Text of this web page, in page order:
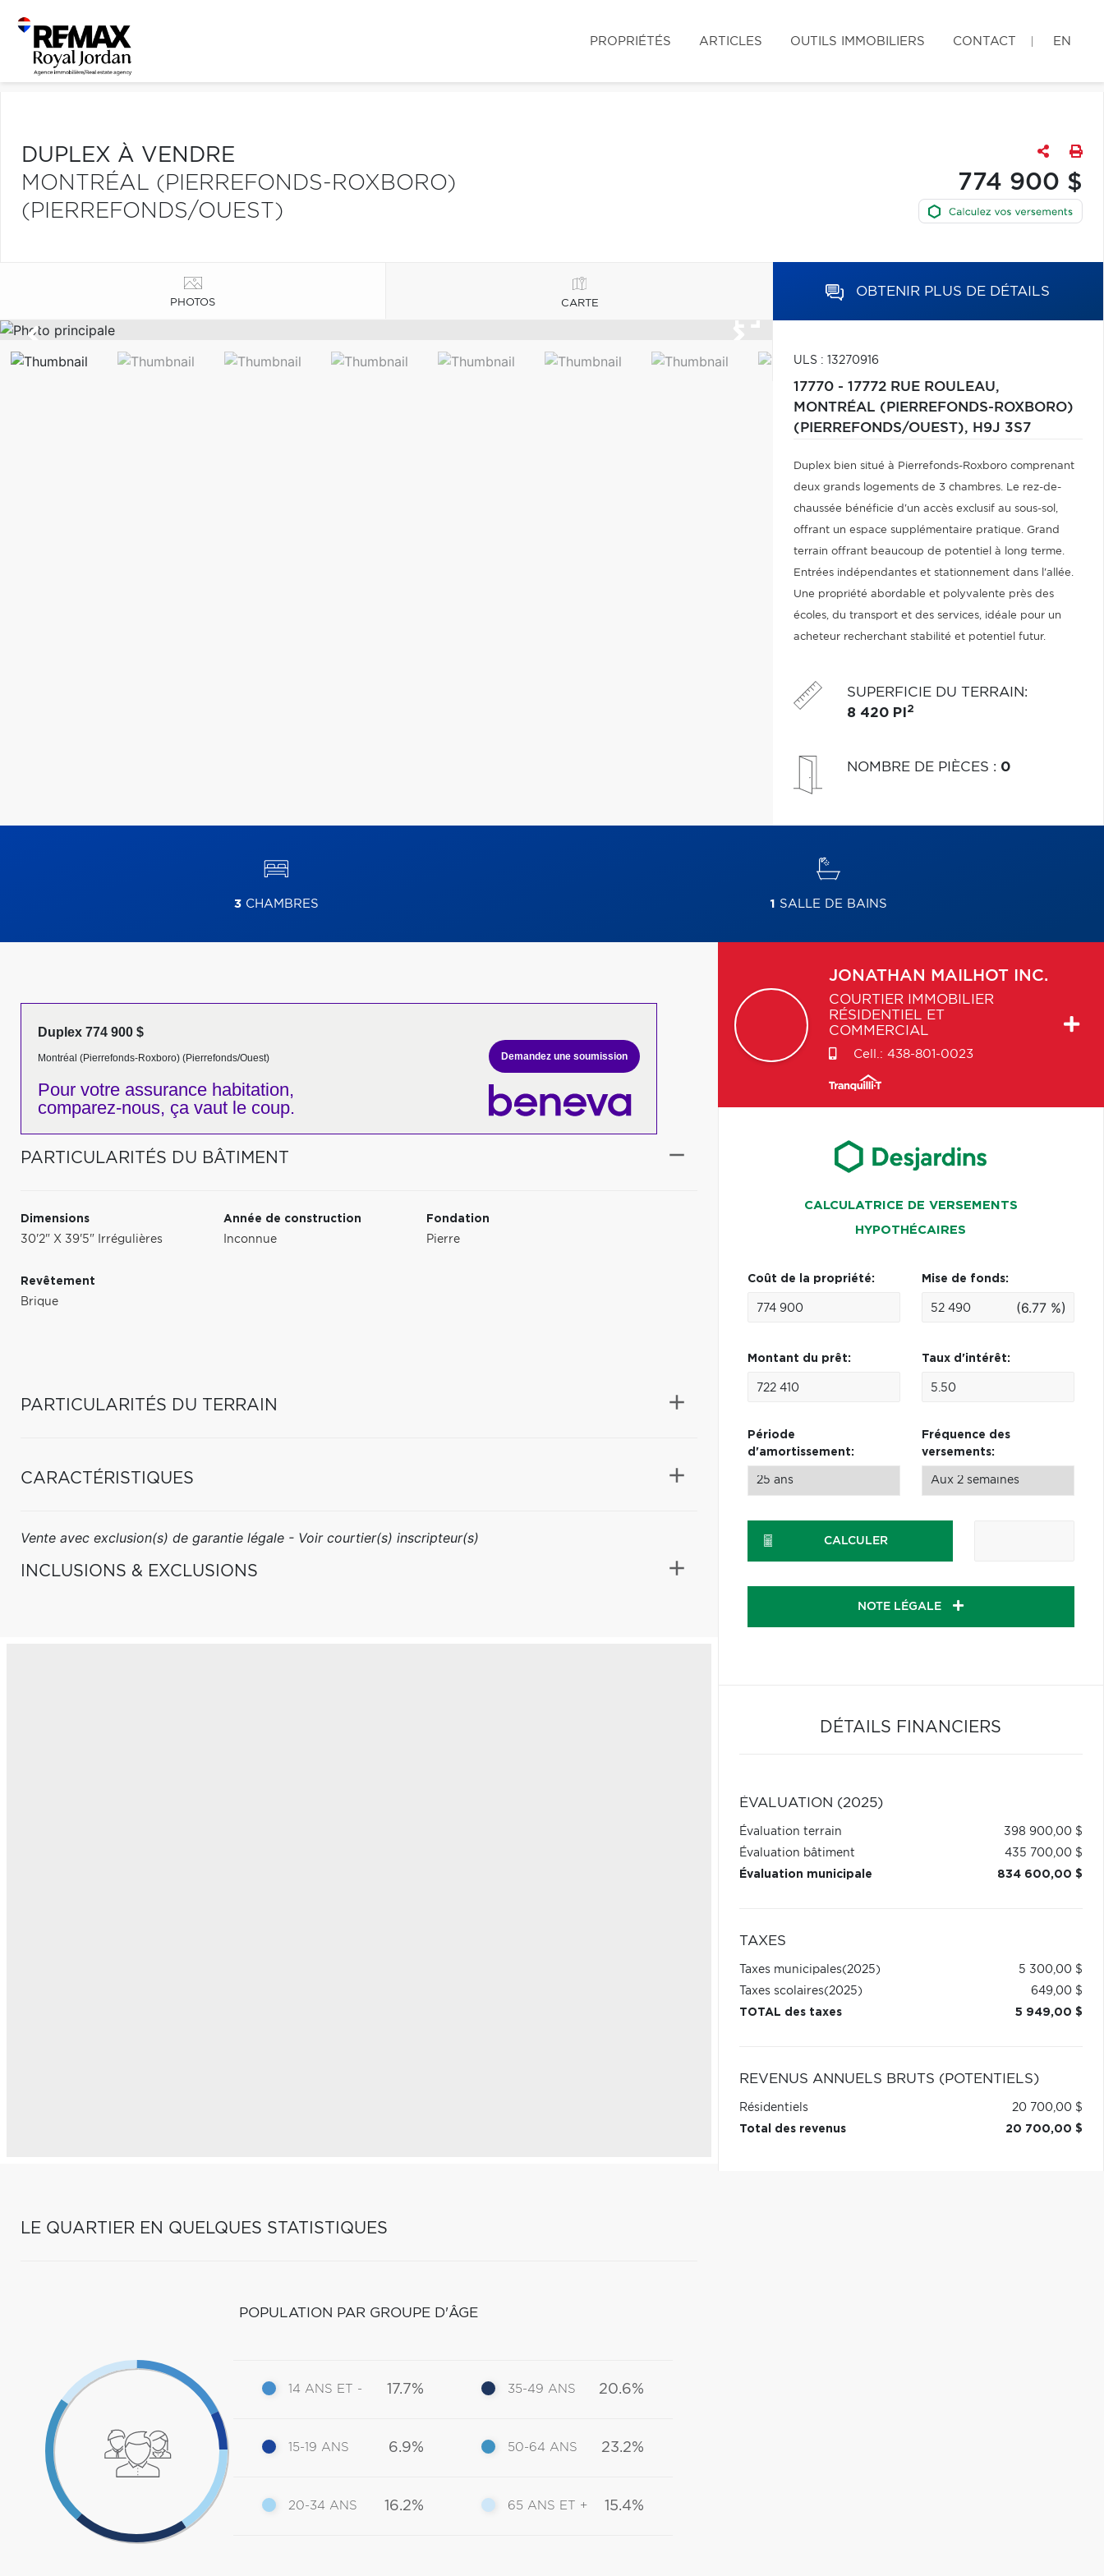
PROPRIÉTÉS ARTICLES OUTILS IMMOBILIERS CONTACT EN
DUPLEX À VENDRE
MONTRÉAL (PIERREFONDS-ROXBORO)
(PIERREFONDS/OUEST)
774 900 $
PHOTOS CARTE
OBTENIR PLUS DE DÉTAILS
ULS : 13270916
17770 - 17772 RUE ROULEAU,
MONTRÉAL (PIERREFONDS-ROXBORO)
(PIERREFONDS/OUEST), H9J 3S7
Duplex bien situé à Pierrefonds-Roxboro comprenant
deux grands logements de 3 chambres. Le rez-de-
chaussée bénéficie d'un accès exclusif au sous-sol,
offrant un espace supplémentaire pratique. Grand
terrain offrant beaucoup de potentiel à long terme.
Entrées indépendantes et stationnement dans l'allée.
Une propriété abordable et polyvalente près des
écoles, du transport et des services, idéale pour un
acheteur recherchant stabilité et potentiel futur.
SUPERFICIE DU TERRAIN:
8 420 PI 2
NOMBRE DE PIÈCES : 0
3CHAMBRES 1 SALLE DE BAINS
Duplex 774 900 $
Montréal (Pierrefonds-Roxboro) (Pierrefonds/Ouest)
Pour votre assurance habitation,
comparez-nous, ça vaut le coup.
Demandez une soumission
PARTICULARITÉS DU BÂTIMENT
Dimensions
30'2" X 39'5" Irrégulières
Année de construction
Inconnue
Fondation
Pierre
Revêtement
Brique
PARTICULARITÉS DU TERRAIN
CARACTÉRISTIQUES
Vente avec exclusion(s) de garantie légale - Voir courtier(s) inscripteur(s)
INCLUSIONS & EXCLUSIONS
LE QUARTIER EN QUELQUES STATISTIQUES
POPULATION PAR GROUPE D'ÂGE
14 ANS ET - 17.7%
15-19 ANS 6.9%
20-34 ANS 16.2%
35-49 ANS 20.6%
50-64 ANS 23.2%
65 ANS ET + 15.4%
JONATHAN MAILHOT INC.
COURTIER IMMOBILIER
RÉSIDENTIEL ET
COMMERCIAL
Cell.: 438-801-0023
CALCULATRICE DE VERSEMENTS
HYPOTHÉCAIRES
Coût de la propriété: Mise de fonds:
(6.77 %)
Montant du prêt: Taux d'intérêt:
Période
d'amortissement:
Fréquence des
versements:
CALCULER
NOTE LÉGALE
DÉTAILS FINANCIERS
ÉVALUATION (2025)
Évaluation terrain
398 900,00 $
Évaluation bâtiment
435 700,00 $
Évaluation municipale
834 600,00 $
TAXES
Taxes municipales(2025)
5 300,00 $
Taxes scolaires(2025)
649,00 $
TOTAL des taxes
5 949,00 $
REVENUS ANNUELS BRUTS (POTENTIELS)
Résidentiels
20 700,00 $
Total des revenus
20 700,00 $